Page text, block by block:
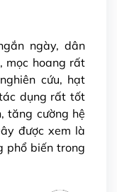
ngày, dân
mọc hoang rất
cứu, hạt
dụng rất tốt
tăng cường hệ
được xem là
phổ biến trong